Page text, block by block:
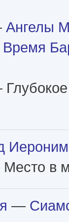
Ангелы
Время
в
—